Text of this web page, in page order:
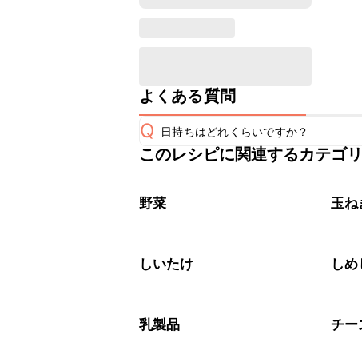
よくある質問
Q 日持ちはどれくらいですか？
こちらのレシピは出来たてをお召し上
※日持ちは目安です。
このレシピに関連するカテゴリ
野菜 玉ね
しいたけ しめ
乳製品 チー